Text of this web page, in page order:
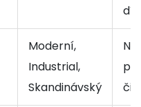
Moderní,
Industrial,
Skandinávský